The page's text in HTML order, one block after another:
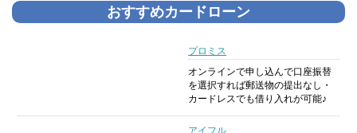
おすすめカードローン
プロミス
オンラインで申し込んで口座振替
を選択すれば郵送物の提出なし・
カードレスでも借り入れが可能♪